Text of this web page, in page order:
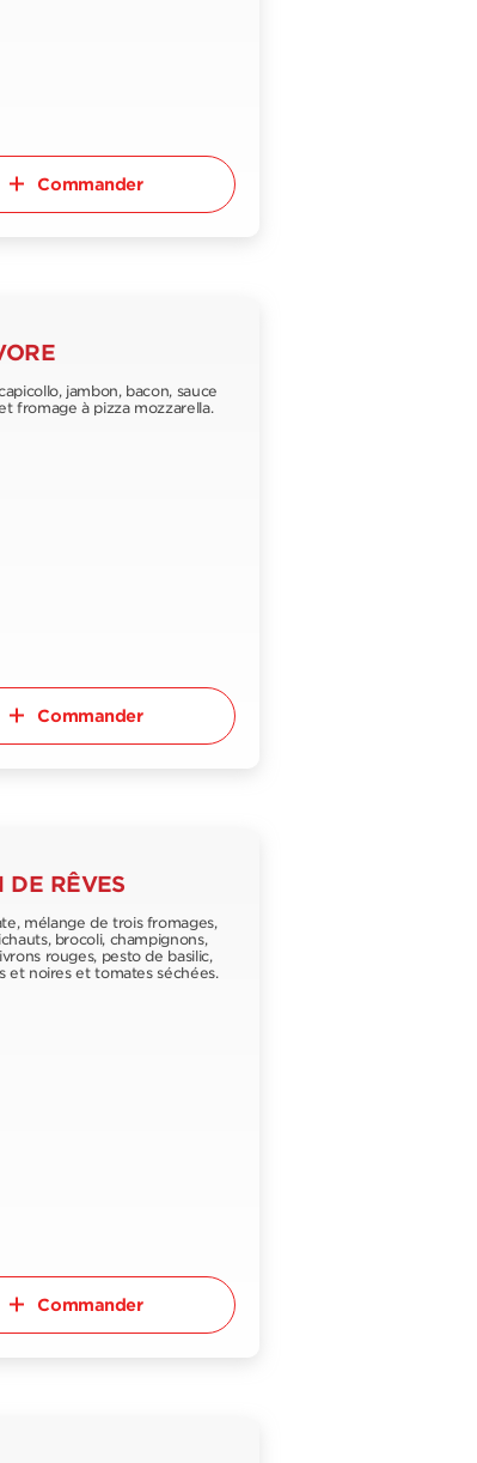
Commander
jambon, bacon, sauce
fromage à pizza mozzarella.
Commander
DE RÊVES
mélange de trois fromages,
brocoli, champignons,
rouges, pesto de basilic,
et noires et tomates séchées.
Commander